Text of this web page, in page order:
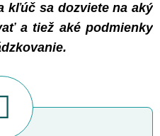
kľúč sa dozviete na aký
a tiež aké podmienky